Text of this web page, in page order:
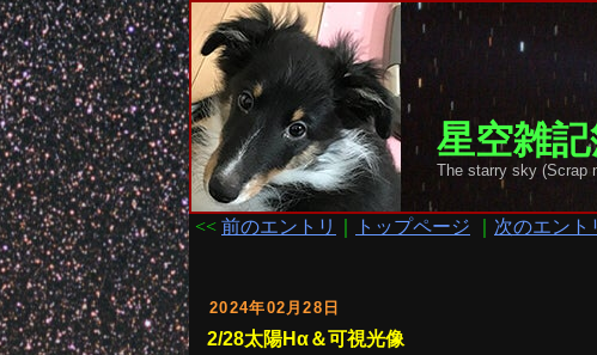
星空雑
The starry sky (Scrap
<< 前のエントリ トップページ 次のエント
2024年02月28日
2/28太陽Hα＆可視光像